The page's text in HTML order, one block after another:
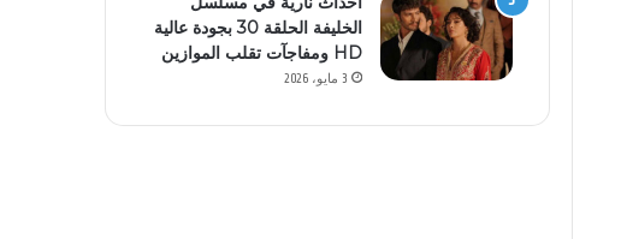
الخليفة الحلقة 30 بجودة عالية
HD ومفاجآت تقلب الموازين
3 مايو، 2026